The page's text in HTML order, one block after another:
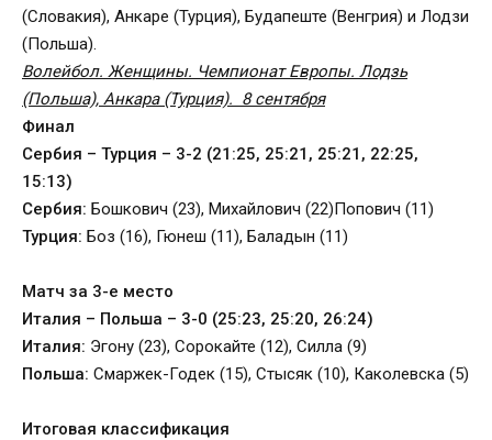
(Словакия), Анкаре (Турция), Будапеште (Венгрия) и Лодзи
(Польша).
Волейбол. Женщины. Чемпионат Европы. Лодзь
(Польша), Анкара (Турция). 8 сентября
Финал
Сербия – Турция – 3-2 (21:25, 25:21, 25:21, 22:25,
15:13)
Сербия: Бошкович (23), Михайлович (22)Попович (11)
Турция: Боз (16), Гюнеш (11), Баладын (11)
Матч за 3-е место
Италия – Польша – 3-0 (25:23, 25:20, 26:24)
Италия: Эгону (23), Сорокайте (12), Силла (9)
Польша: Смаржек-Годек (15), Стысяк (10), Каколевска (5)
Итоговая классификация